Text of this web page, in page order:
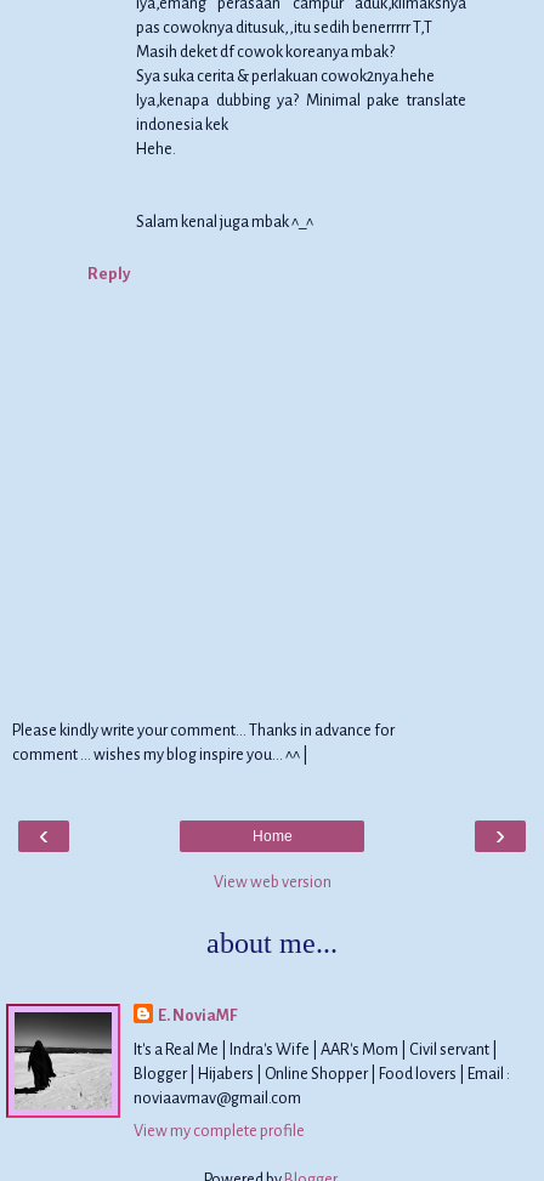
pas cowoknya ditusuk,,itu sedih benerrrrr T,T
Masih deket df cowok koreanya mbak?
Sya suka cerita & perlakuan cowok2nya.hehe
Iya,kenapa dubbing ya? Minimal pake translate
indonesia kek
Hehe.
Salam kenal juga mbak ^_^
Reply
Please kindly write your comment... Thanks in advance for
comment ... wishes my blog inspire you... ^^ |
‹ ›
Home
View web version
about me...
E. NoviaMF
It's a Real Me | Indra's Wife | AAR's Mom | Civil servant |
Blogger | Hijabers | Online Shopper | Food lovers | Email :
noviaavmav@gmail.com
View my complete profile